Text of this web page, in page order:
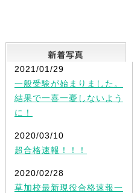
2021/01/29
一般受験が始まりました。
結果で一喜一憂しないよう
に！
2020/03/10
超合格速報！！！
2020/02/28
草加校最新現役合格速報一